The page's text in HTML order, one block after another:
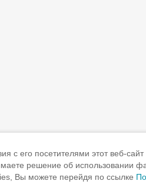
с его посетителями этот веб-сайт
решение об использовании
Вы можете перейдя по ссылке